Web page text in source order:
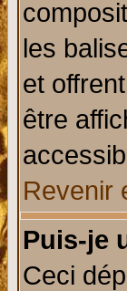
les
et
être
Revenir
Puis-je
Ceci